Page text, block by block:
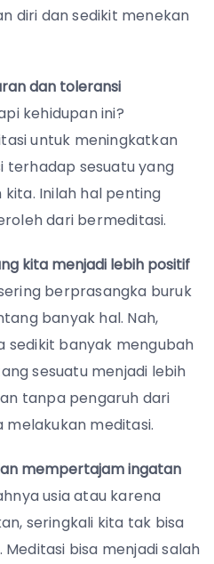
diri dan sedikit menekan
dan toleransi
kehidupan ini?
untuk meningkatkan
terhadap sesuatu yang
Inilah hal penting
dari bermeditasi.
kita menjadi lebih positif
berprasangka buruk
banyak hal. Nah,
sedikit banyak mengubah
sesuatu menjadi lebih
tanpa pengaruh dari
meditasi.
mempertajam ingatan
usia atau karena
seringkali kita tak bisa
bisa menjadi salah